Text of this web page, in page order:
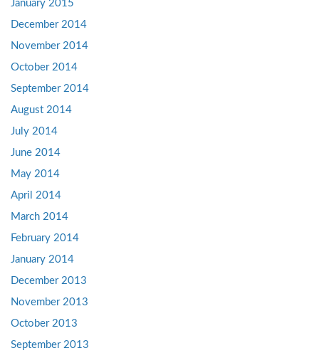
January 2015
December 2014
November 2014
October 2014
September 2014
August 2014
July 2014
June 2014
May 2014
April 2014
March 2014
February 2014
January 2014
December 2013
November 2013
October 2013
September 2013